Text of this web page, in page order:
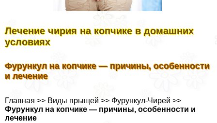
Лечение чирия на копчике в домашних
условиях
Фурункул на копчике — причины, особенности
и лечение
Главная >> Виды прыщей >> Фурункул-Чирей >>
Фурункул на копчике — причины, особенности и
лечение